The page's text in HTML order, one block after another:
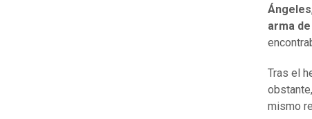
Ángeles
arma
Tras el
mismo